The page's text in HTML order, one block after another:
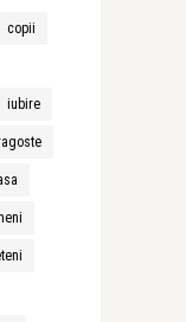
copii
iubire